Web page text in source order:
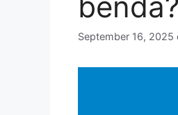
September 16, 2025